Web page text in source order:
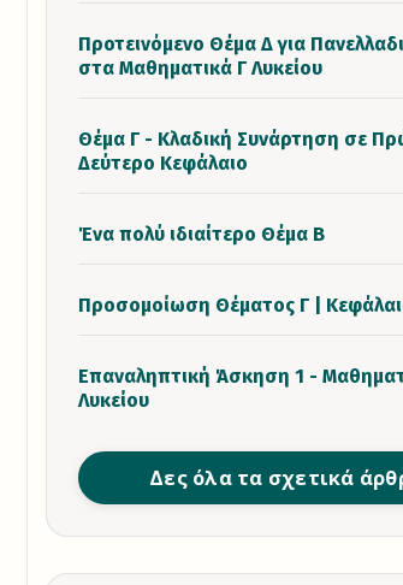
Προτεινόμενο Θέμα Δ για
στα Μαθηματικά Γ Λυκείου
Θέμα Γ - Κλαδική Συνάρτηση σε
Δεύτερο Κεφάλαιο
Ένα πολύ ιδιαίτερο Θέμα Β
Προσομοίωση Θέματος Γ |
Επαναληπτική Άσκηση 1 -
Λυκείου
Δες όλα τα σχετικά